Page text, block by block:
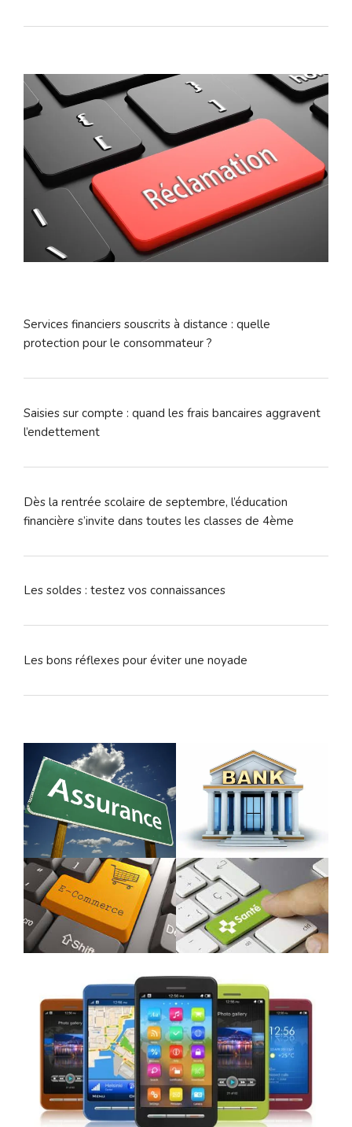
Services financiers souscrits à distance : quelle
protection pour le consommateur ?
Saisies sur compte : quand les frais bancaires aggravent
l’endettement
Dès la rentrée scolaire de septembre, l’éducation
financière s’invite dans toutes les classes de 4ème
Les soldes : testez vos connaissances
Les bons réflexes pour éviter une noyade